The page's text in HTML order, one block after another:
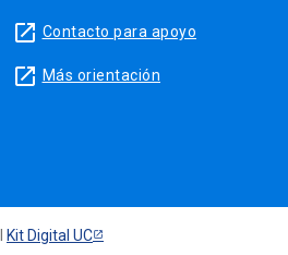
launch Contacto para apoyo
launch Más orientación
Kit Digital UC